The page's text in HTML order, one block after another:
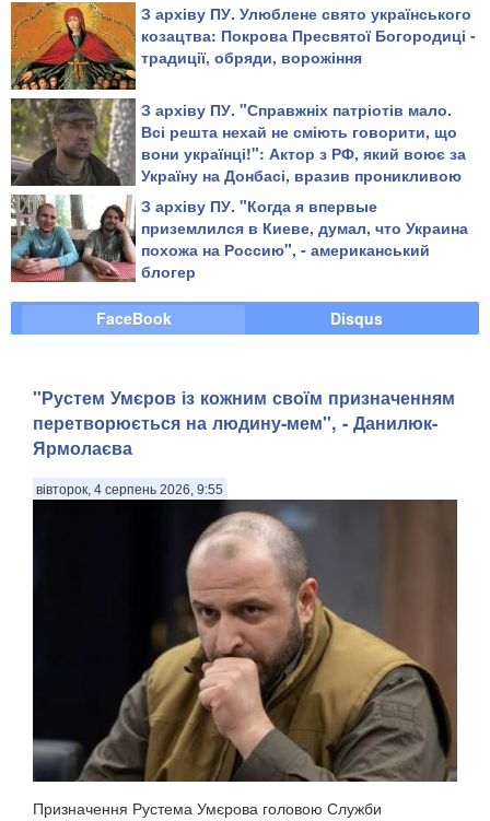
З архіву ПУ. Улюблене свято українського
козацтва: Покрова Пресвятої Богородиці -
традиції, обряди, ворожіння
З архіву ПУ. "Справжніх патріотів мало.
Всі решта нехай не сміють говорити, що
вони українці!": Актор з РФ, який воює за
Україну на Донбасі, вразив проникливою
промовою
З архіву ПУ. "​Когда я впервые
приземлился в Киеве, думал, что Украина
похожа на Россию", - американський
блогер
FaceBook Disqus
"Рустем Умєров із кожним своїм призначенням
перетворюється на людину-мем", - Данилюк-
Ярмолаєва
вівторок, 4 серпень 2026, 9:55
Призначення Рустема Умєрова головою Служби